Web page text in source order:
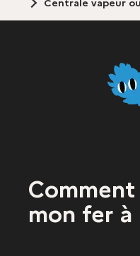
Centrale vapeur
mon fer à